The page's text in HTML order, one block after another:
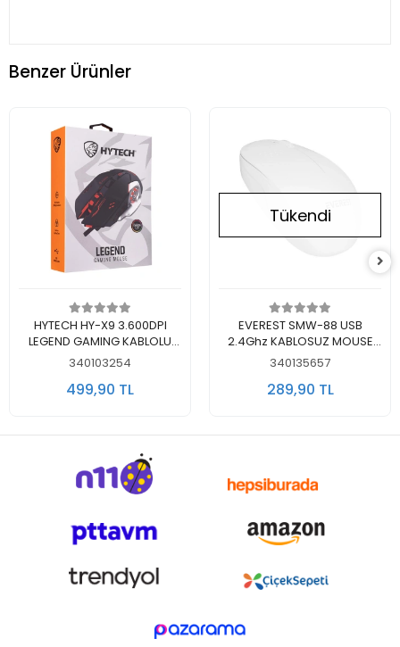
Benzer Ürünler
Sepete Ekle
HYTECH HY-X9 3.600DPI
LEGEND GAMING KABLOLU
RAINBOW OYUNCU MOUSE
340103254
499,90 TL
Stokta Yok
Tükendi
EVEREST SMW-88 USB
2.4Ghz KABLOSUZ MOUSE
BEYAZ
340135657
289,90 TL